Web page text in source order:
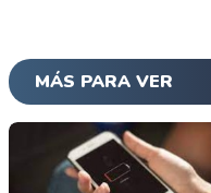
MÁS PARA VER